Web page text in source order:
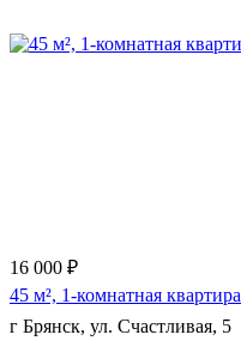
16 000 ₽
45 м², 1-комнатная квартира
г Брянск, ул. Счастливая, 5